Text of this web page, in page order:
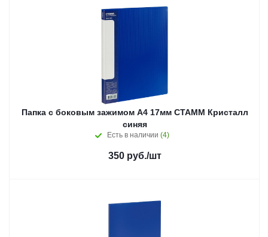
Папка с боковым зажимом А4 17мм СТАММ Кристалл
синяя
Есть в наличии (4)
350руб./шт